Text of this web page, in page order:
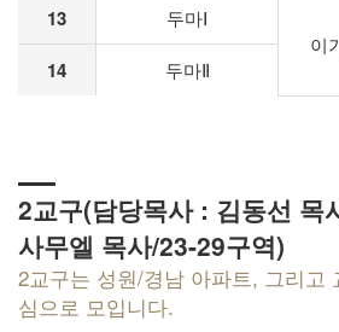
13
두마Ⅰ
이
14 두마Ⅱ
2교구(담당목사 : 김동선 목
사무엘 목사/23-29구역)
2교구는 성원/경남 아파트, 그리고
심으로 모입니다.